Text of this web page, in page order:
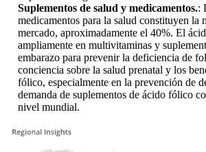
Suplementos de salud y medicamentos.:
medicamentos para la salud constituyen la
mercado, aproximadamente el 40%. El
ampliamente en multivitaminas y
embarazo para prevenir la deficiencia de
conciencia sobre la salud prenatal y los
fólico, especialmente en la prevención de
demanda de suplementos de ácido fólico
nivel mundial.